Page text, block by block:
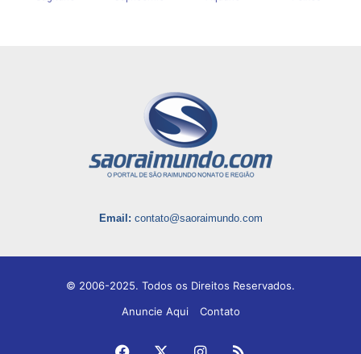
Email: contato@saoraimundo.com
© 2006-2025. Todos os Direitos Reservados.
Anuncie Aqui
Contato
Facebook Instagram
RSS